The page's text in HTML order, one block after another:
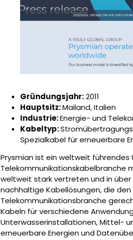
Gründungsjahr:2011
Hauptsitz:Mailand, Italien
Industrie:Energie- und
Kabeltyp:
Spezialkabel für erneuerbare
Prysmian ist ein weltweit führendes
Telekommunikationskabelbranche
weltweit stark vertreten und in
nachhaltige Kabellösungen, die
Telekommunikationsbranche
Kabeln für verschiedene
Unterwasserinstallationen, Mittel-
erneuerbare Energien und